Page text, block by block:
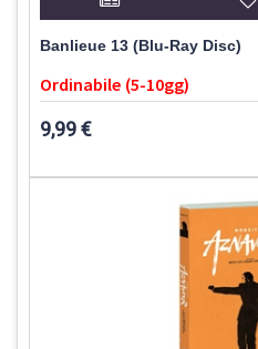
Banlieue 13 (Blu-Ray Disc)
Ordinabile (5-10gg)
9,99 €